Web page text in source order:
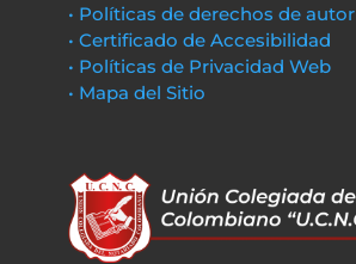
• Políticas de derechos de autor
• Certificado de Accesibilidad
• Políticas de Privacidad Web
• Mapa del Sitio